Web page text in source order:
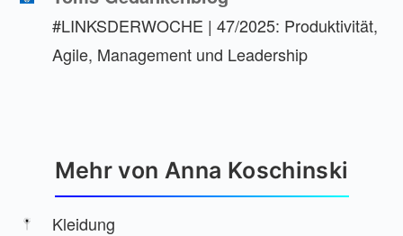
#LINKSDERWOCHE | 47/2025: Produktivität,
Agile, Management und Leadership
Mehr von Anna Koschinski
Kleidung